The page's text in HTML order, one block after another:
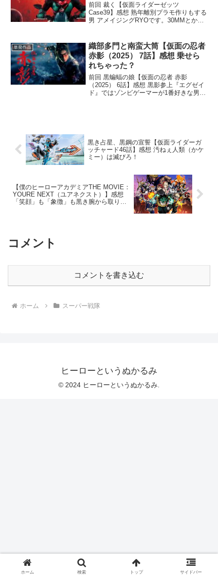
前回 裁く【仮面ライダーゼッツ
Case39】感想 熟年離別プラモ作りもする
男 アメイジングRYOです。30MMとかモ
面ライダーW再販して欲しいな。40話っ
て聞くともう...
単発作品
織部多門と南蛮大筒【仮面の忍者
赤影（2025） 7話】感想 乗せら
れちゃった？
前回 黒蝙蝠の娘【仮面の忍者 赤影
（2025） 6話】感想 黒影参上『エグゼイ
ド』ではゾンビゲーマーが1番好きな男
黒き占星、黒鋼の宣誓【仮面ライダーガ
ッチャード46話】感想 汚ねぇ人類（かケ
ミー）は滅びろ！
【僕のヒーローアカデミアTHE MOVIE：
YOURE NEXT（ユアネクスト）】感想
「笑顔」も「象徴」も黒き腕から取り戻
コメント
コメントを書き込む
ホーム スーパー戦隊
ヒーローというぬかるみ
© 2024 ヒーローというぬかるみ.
ホーム 検索 トップ サイドバー